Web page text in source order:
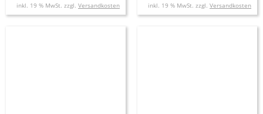
inkl. 19 % MwSt. zzgl. Versandkosten inkl. 19 % MwSt. zzgl. Versandkosten